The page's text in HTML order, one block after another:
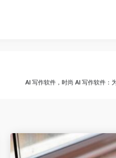
AI 写作软件，时尚 AI 写作软件：